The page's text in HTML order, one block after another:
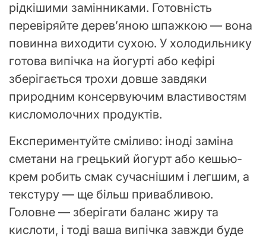
рідкішими замінниками. Готовність
перевіряйте дерев’яною шпажкою — вона
повинна виходити сухою. У холодильнику
готова випічка на йогурті або кефірі
зберігається трохи довше завдяки
природним консервуючим властивостям
кисломолочних продуктів.
Експериментуйте сміливо: іноді заміна
сметани на грецький йогурт або кешью-
крем робить смак сучаснішим і легшим, а
текстуру — ще більш привабливою.
Головне — зберігати баланс жиру та
кислоти, і тоді ваша випічка завжди буде